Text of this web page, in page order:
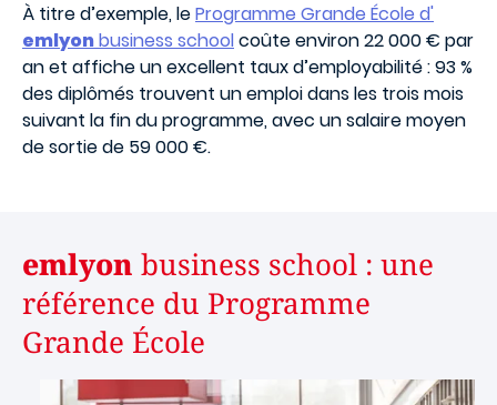
À titre d’exemple, leProgramme Grande École d'
emlyonbusiness schoolcoûte environ 22 000 € par
an et affiche un excellent taux d’employabilité : 93 %
des diplômés trouvent un emploi dans les trois mois
suivant la fin du programme, avec un salaire moyen
de sortie de 59 000 €.
emlyon business school : une
référence du Programme
Grande École
Image